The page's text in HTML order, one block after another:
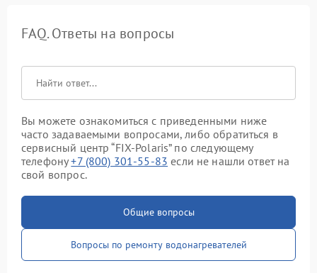
FAQ. Ответы на вопросы
Вы можете ознакомиться с приведенными ниже
часто задаваемыми вопросами, либо обратиться в
сервисный центр “FIX-Polaris” по следующему
телефону+7 (800) 301-55-83 если не нашли ответ на
свой вопрос.
Общие вопросы
Вопросы по ремонту водонагревателей